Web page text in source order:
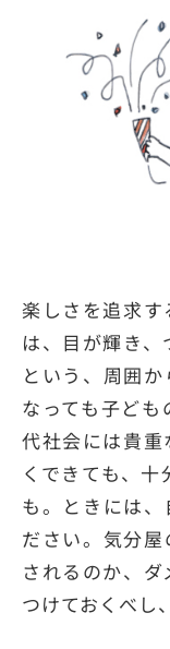
楽しさを追求
は、目が輝き
という、周囲
なっても子ど
代社会には貴
くできても、
も。ときには、
ださい。気分
されるのか、
つけておくべし